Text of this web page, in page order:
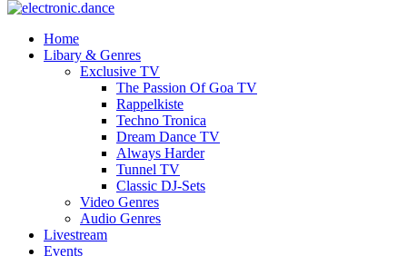
Home
Libary & Genres
Exclusive TV
The Passion Of Goa TV
Rappelkiste
Techno Tronica
Dream Dance TV
Always Harder
Tunnel TV
Classic DJ-Sets
Video Genres
Audio Genres
Livestream
Events